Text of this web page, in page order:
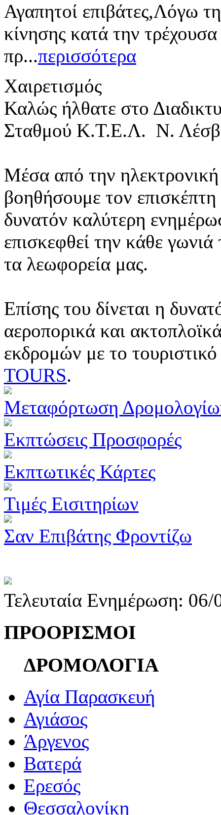
Αγαπητοί επιβάτες,Λόγω
κίνησης κατά την
πρ...περισσότερα
Χαιρετισμός
Καλώς ήλθατε στο
Σταθμού Κ.Τ.Ε.Λ. Ν.
Μέσα από την ηλεκτρονική
βοηθήσουμε τον
δυνατόν καλύτερη
επισκεφθεί την κάθε
τα λεωφορεία μας.
Επίσης του δίνεται η
αεροπορικά και
εκδρομών με το
TOURS.
Μεταφόρτωση
Εκπτώσεις Προσφορές
Εκπτωτικές Κάρτες
Τιμές Εισιτηρίων
Σαν Επιβάτης Φροντίζω
Τελευταία Ενημέρωση:
ΠΡΟΟΡΙΣΜΟΙ
ΔΡΟΜΟΛΟΓΙΑ
Αγία Παρασκευή
Αγιάσος
Άργενος
Βατερά
Ερεσός
Θεσσαλονίκη